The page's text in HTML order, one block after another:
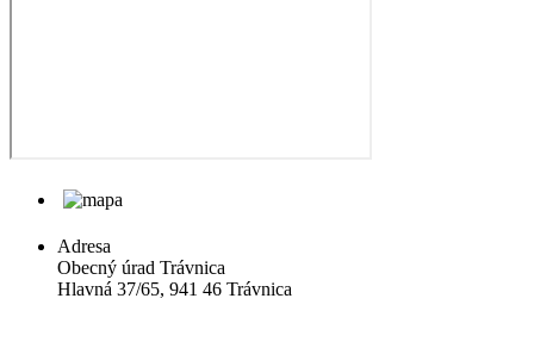
Adresa
Obecný úrad Trávnica
Hlavná 37/65, 941 46 Trávnica